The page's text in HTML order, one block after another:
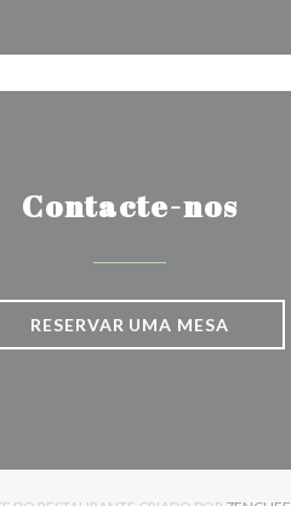
Contacte-nos
RESERVAR UMA MESA